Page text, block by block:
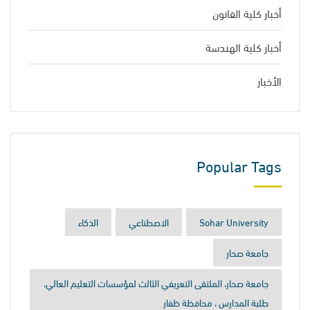
أخبار كلية القانون
أخبار كلية الهندسة
الأخبار
Popular Tags
Sohar University الاصطناعي الذكاء
جامعة صحار
جامعة صحار، الملتقى التعريفي الثالث لمؤسسات التعليم العالي،
طلبة المدارس ، محافظة ظفار